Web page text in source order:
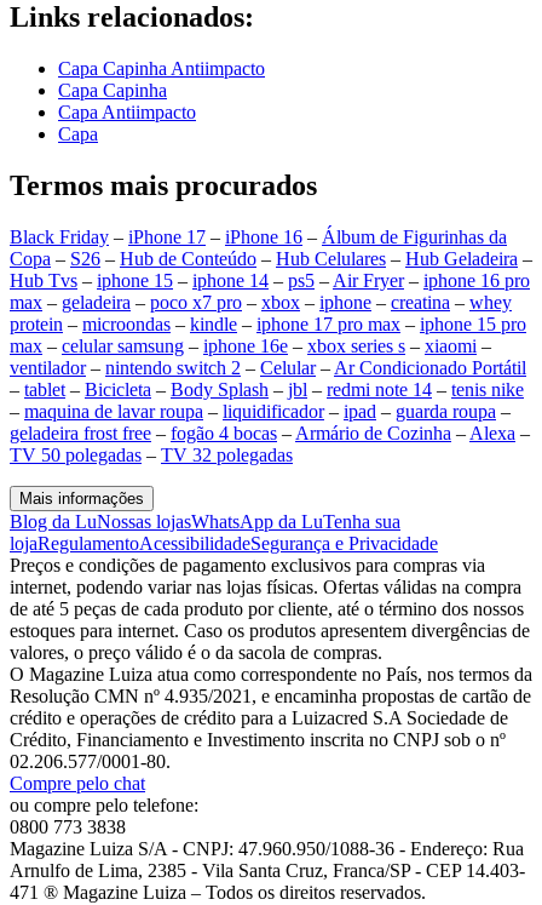
Links relacionados:
Capa Capinha Antiimpacto
Capa Capinha
Capa Antiimpacto
Capa
Termos mais procurados
Black Friday – iPhone 17 – iPhone 16 – Álbum de Figurinhas da
Copa – S26 – Hub de Conteúdo – Hub Celulares – Hub Geladeira –
Hub Tvs – iphone 15 – iphone 14 – ps5 – Air Fryer– iphone 16 pro
max – geladeira – poco x7 pro – xbox – iphone – creatina – whey
protein – microondas – kindle – iphone 17 pro max – iphone 15 pro
max – celular samsung – iphone 16e – xbox series s – xiaomi –
ventilador– nintendo switch 2 – Celular– Ar Condicionado Portátil
– tablet – Bicicleta – Body Splash – jbl – redmi note 14 – tenis nike
– maquina de lavar roupa – liquidificador– ipad – guarda roupa –
geladeira frost free – fogão 4 bocas – Armário de Cozinha – Alexa –
TV 50 polegadas – TV 32 polegadas
Mais informações
Blog da LuNossas lojasWhatsApp da LuTenha sua
lojaRegulamentoAcessibilidadeSegurança e Privacidade
Preços e condições de pagamento exclusivos para compras via
internet, podendo variar nas lojas físicas. Ofertas válidas na compra
de até 5 peças de cada produto por cliente, até o término dos nossos
estoques para internet. Caso os produtos apresentem divergências de
valores, o preço válido é o da sacola de compras.
O Magazine Luiza atua como correspondente no País, nos termos da
Resolução CMN nº 4.935/2021, e encaminha propostas de cartão de
crédito e operações de crédito para a Luizacred S.A Sociedade de
Crédito, Financiamento e Investimento inscrita no CNPJ sob o nº
02.206.577/0001-80.
Compre pelo chat
ou compre pelo telefone:
0800 773 3838
Magazine Luiza S/A - CNPJ: 47.960.950/1088-36 - Endereço: Rua
Arnulfo de Lima, 2385 - Vila Santa Cruz, Franca/SP - CEP 14.403-
471 ® Magazine Luiza – Todos os direitos reservados.